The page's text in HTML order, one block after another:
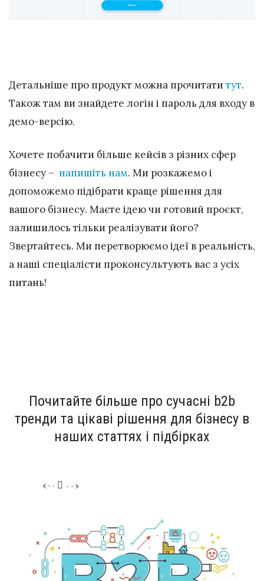
Детальніше про продукт можна прочитати тут.
Також там ви знайдете логін і пароль для входу в
демо-версію.
Хочете побачити більше кейсів з різних сфер
бізнесу – напишіть нам. Ми розкажемо і
допоможемо підібрати краще рішення для
вашого бізнесу. Маєте ідею чи готовий проєкт,
залишилось тільки реалізувати його?
Звертайтесь. Ми перетворюємо ідеї в реальність,
а наші спеціалісти проконсультують вас з усіх
питань!
Почитайте більше про сучасні b2b
тренди та цікаві рішення для бізнесу в
наших статтях і підбірках